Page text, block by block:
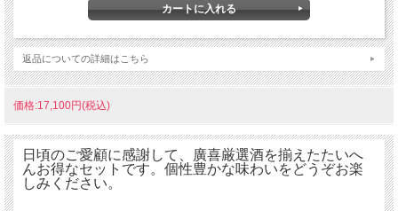
返品についての詳細はこちら
価格:17,100円(税込)
日頃のご愛顧に感謝して、廣喜厳選酒を揃えたたいへ
んお得なセットです。 個性豊かな味わいをどうぞお楽
しみください。